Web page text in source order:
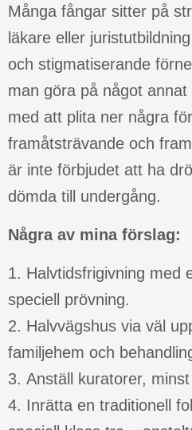
Många fångar sitter på
läkare eller
och stigmatiserande
man göra på något
med att plita ner några
framåtsträvande och
är inte förbjudet att ha
dömda till undergång.
Några av mina förslag:
1. Halvtidsfrigivning med
speciell prövning.
2. Halvvägshus via väl
familjehem och
3. Anställ kuratorer,
4. Inrätta en traditionell